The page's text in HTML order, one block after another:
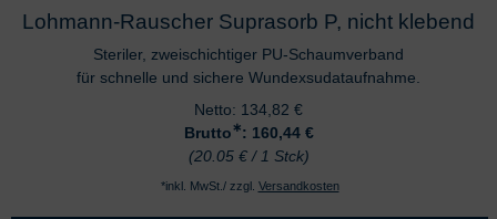
Lohmann-Rauscher Suprasorb P, nicht klebend
Steriler, zweischichtiger PU-Schaumverband
für schnelle und sichere Wundexsudataufnahme.
Netto: 134,82 €
Brutto∗: 160,44 €
(20.05 € / 1 Stck)
*inkl. MwSt./ zzgl. Versandkosten